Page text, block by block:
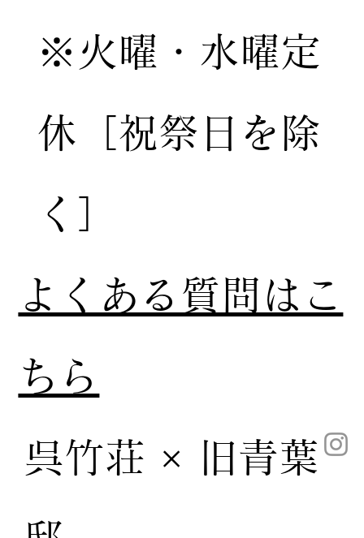
※火曜・水曜定
休［祝祭日を除
く］
呉竹荘 × 旧青葉
​よくある質問はこ
ちら